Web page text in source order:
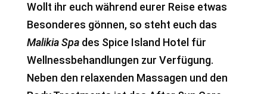
Wollt ihr euch während eurer Reise etwas
Besonderes gönnen, so steht euch das
Malikia Spades Spice Island Hotel für
Wellnessbehandlungen zur Verfügung.
Neben den relaxenden Massagen und den